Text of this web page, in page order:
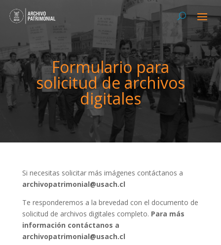
Formulario para
solicitud de archivos
digitales
Si necesitas solicitar más imágenes contáctanos a
archivopatrimonial@usach.cl
Te responderemos a la brevedad con el documento de
solicitud de archivos digitales completo. Para más
información contáctanos a
archivopatrimonial@usach.cl